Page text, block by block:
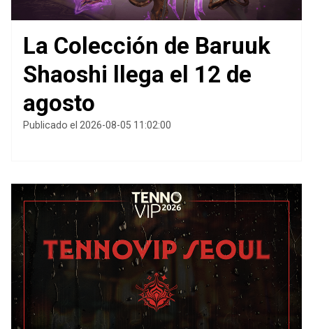
La Colección de Baruuk
Shaoshi llega el 12 de
agosto
Publicado el 2026-08-05 11:02:00